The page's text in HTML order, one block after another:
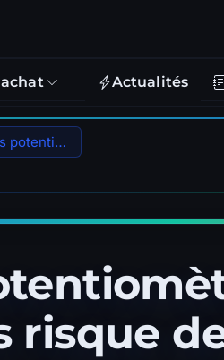
Actualités
Nettoyer les potentiomètres d'une basse électrique sans risque de court-circuit
risque